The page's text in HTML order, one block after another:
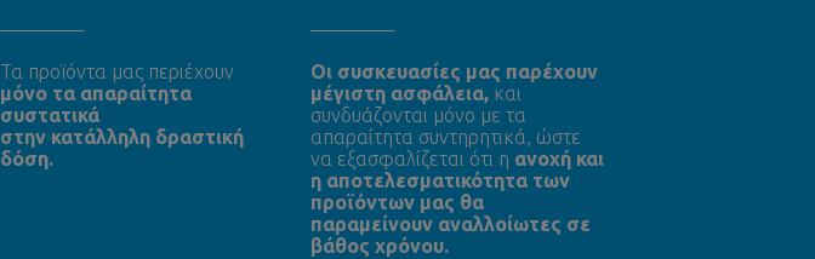
Τα προϊόντα μας περιέχουν
μόνο τα απαραίτητα
συστατικά
στην κατάλληλη δραστική
δόση.
Oι συσκευασίες μας παρέχουν
μέγιστη ασφάλεια, και
συνδυάζονται μόνο με τα
απαραίτητα συντηρητικά, ώστε
να εξασφαλίζεται ότι η ανοχή και
η αποτελεσματικότητα των
προϊόντων μας θα
παραμείνουν αναλλοίωτες σε
βάθος χρόνου.